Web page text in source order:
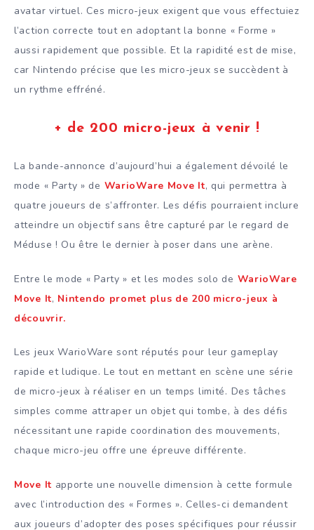
avatar virtuel. Ces micro-jeux exigent que vous effectuiez
l’action correcte tout en adoptant la bonne « Forme »
aussi rapidement que possible. Et la rapidité est de mise,
car Nintendo précise que les micro-jeux se succèdent à
un rythme effréné.
+ de 200 micro-jeux à venir !
La bande-annonce d’aujourd’hui a également dévoilé le
mode « Party » de WarioWare Move It, qui permettra à
quatre joueurs de s’affronter. Les défis pourraient inclure
atteindre un objectif sans être capturé par le regard de
Méduse ! Ou être le dernier à poser dans une arène.
Entre le mode « Party » et les modes solo de WarioWare
Move It, Nintendo promet plus de 200 micro-jeux à
découvrir.
Les jeux WarioWare sont réputés pour leur gameplay
rapide et ludique. Le tout en mettant en scène une série
de micro-jeux à réaliser en un temps limité. Des tâches
simples comme attraper un objet qui tombe, à des défis
nécessitant une rapide coordination des mouvements,
chaque micro-jeu offre une épreuve différente.
Move It apporte une nouvelle dimension à cette formule
avec l’introduction des « Formes ». Celles-ci demandent
aux joueurs d’adopter des poses spécifiques pour réussir